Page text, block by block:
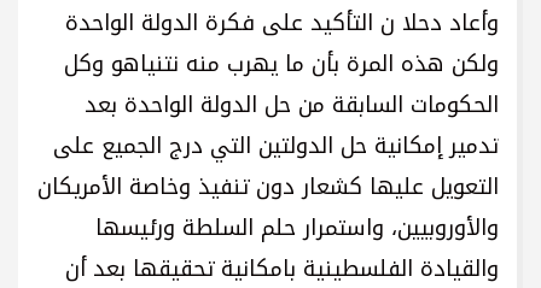
وأعاد دحلا ن التأكيد على فكرة الدولة الواحدة
ولكن هذه المرة بأن ما يهرب منه نتنياهو وكل
الحكومات السابقة من حل الدولة الواحدة بعد
تدمير إمكانية حل الدولتين التي درج الجميع على
التعويل عليها كشعار دون تنفيذ وخاصة الأمريكان
والأوروبيين، واستمرار حلم السلطة ورئيسها
والقيادة الفلسطينية بامكانية تحقيقها بعد أن